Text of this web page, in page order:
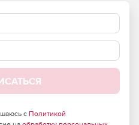
с Политикой